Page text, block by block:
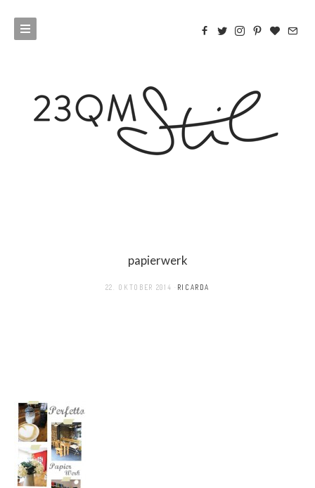
papierwerk
22. OKTOBER 2014 RICARDA